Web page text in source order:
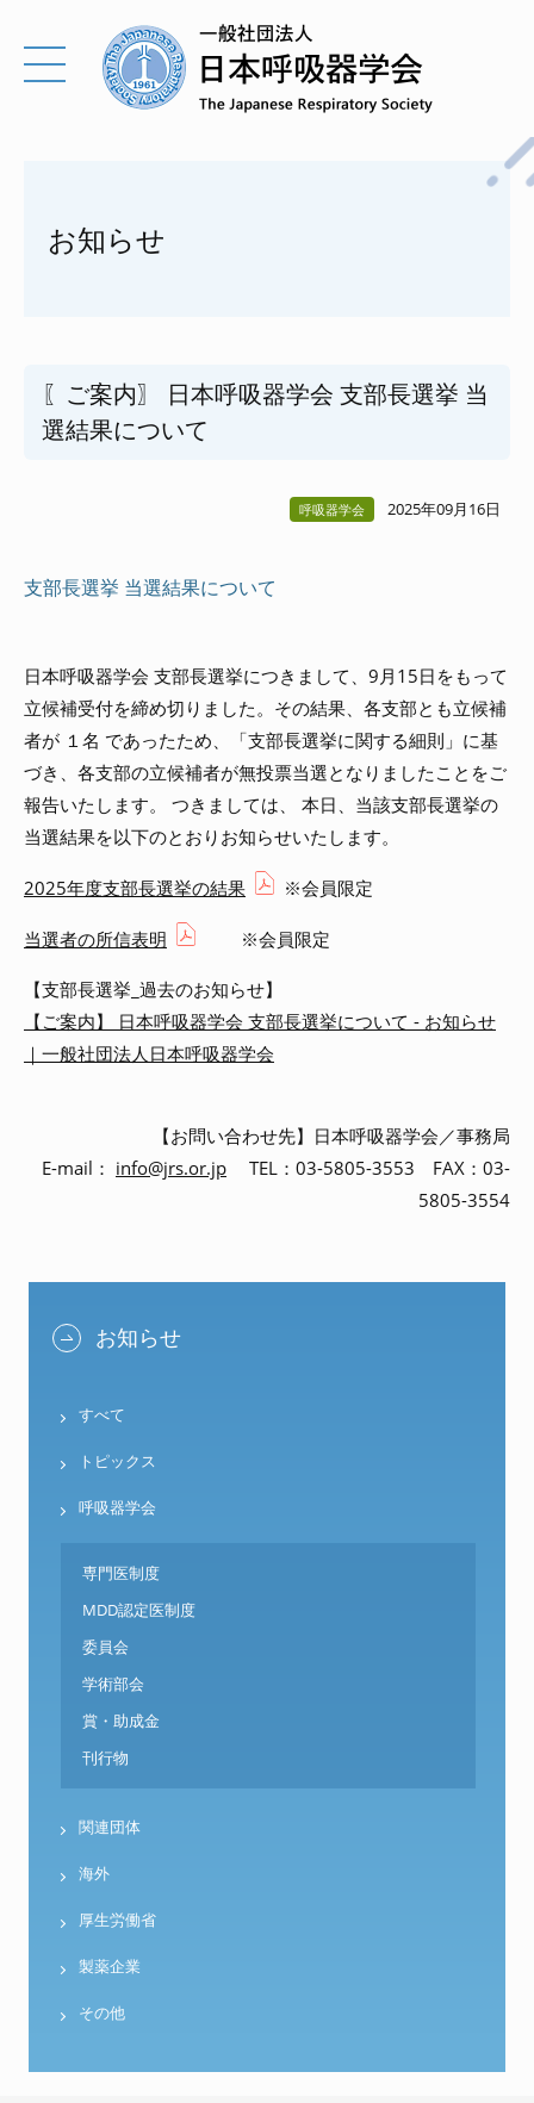
お知らせ
〖ご案内〗 日本呼吸器学会 支部長選挙 当
選結果について
呼吸器学会 2025年09月16日
支部長選挙 当選結果について
日本呼吸器学会 支部長選挙につきまして、9月15日をもって
立候補受付を締め切りました。その結果、各支部とも立候補
者が １名 であったため、「支部長選挙に関する細則」に基
づき、各支部の立候補者が無投票当選となりましたことをご
報告いたします。 つきましては、 本日、当該支部長選挙の
当選結果を以下のとおりお知らせいたします。
2025年度支部長選挙の結果 ※会員限定
当選者の所信表明 ※会員限定
【支部長選挙_過去のお知らせ】
【ご案内】 日本呼吸器学会 支部長選挙について - お知らせ
｜一般社団法人日本呼吸器学会
【お問い合わせ先】日本呼吸器学会／事務局
E-mail： info@jrs.or.jp
TEL：03-5805-3553 FAX：03-
5805-3554
お知らせ
すべて
トピックス
呼吸器学会
専門医制度
MDD認定医制度
委員会
学術部会
賞・助成金
刊行物
関連団体
海外
厚生労働省
製薬企業
その他